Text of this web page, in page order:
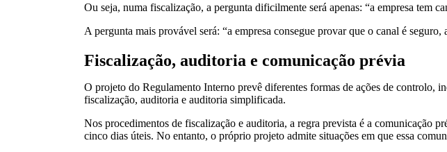
Ou seja, numa fiscalização, a pergunta dificilmente será apenas: “a empresa tem
A pergunta mais provável será: “a empresa consegue provar que o canal é
Fiscalização, auditoria e comunicação prévia
O projeto do Regulamento Interno prevê diferentes formas de ações de controlo,
fiscalização, auditoria e auditoria simplificada.
Nos procedimentos de fiscalização e auditoria, a regra prevista é a comunicação
cinco dias úteis. No entanto, o próprio projeto admite situações em que essa